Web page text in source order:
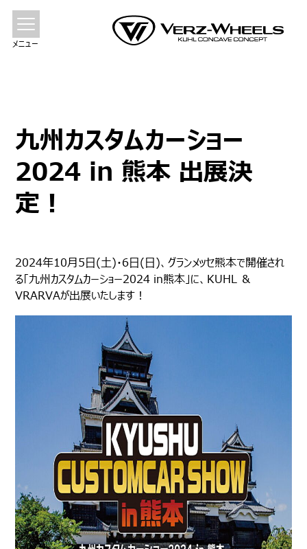
メニュー
九州カスタムカーショー
2024 in 熊本 出展決
定！
2024年10月5日(土)・6日(日)、グランメッセ熊本で開催され
る「九州カスタムカーショー2024 in熊本」に、KUHL ＆
VRARVAが出展いたします！